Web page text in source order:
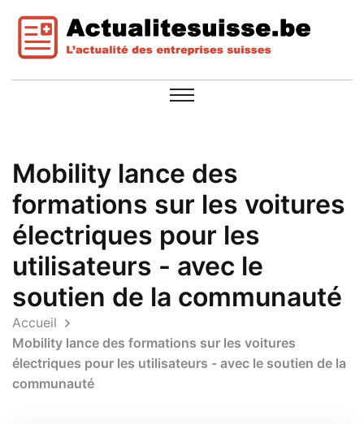
Mobility lance des
formations sur les voitures
électriques pour les
utilisateurs - avec le
soutien de la communauté
Accueil
Mobility lance des formations sur les voitures
électriques pour les utilisateurs - avec le soutien de la
communauté